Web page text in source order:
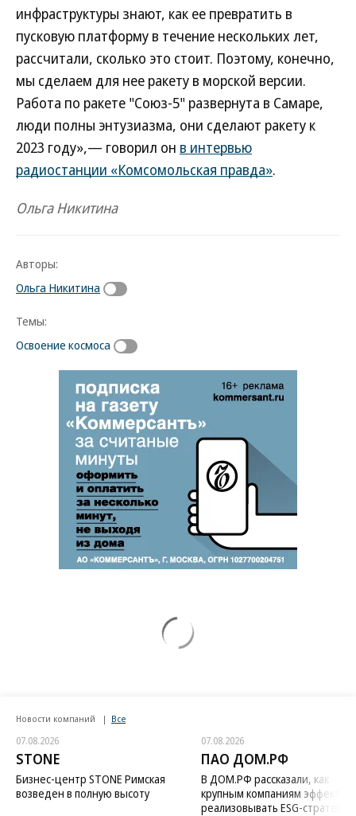
инфраструктуры знают, как ее превратить в
пусковую платформу в течение нескольких лет,
рассчитали, сколько это стоит. Поэтому, конечно,
мы сделаем для нее ракету в морской версии.
Работа по ракете "Союз-5" развернута в Самаре,
люди полны энтузиазма, они сделают ракету к
2023 году»,— говорил он в интервью
радиостанции «Комсомольская правда».
Ольга Никитина
Авторы:
Ольга Никитина
Темы:
Освоение космоса
Новости компаний Все
07.08.2026
STONE
Бизнес-центр STONE Римская
возведен в полную высоту
07.08.2026
ПАО ДОМ.РФ
В ДОМ.РФ рассказали, как
крупным компаниям
реализовывать ESG-стратегию